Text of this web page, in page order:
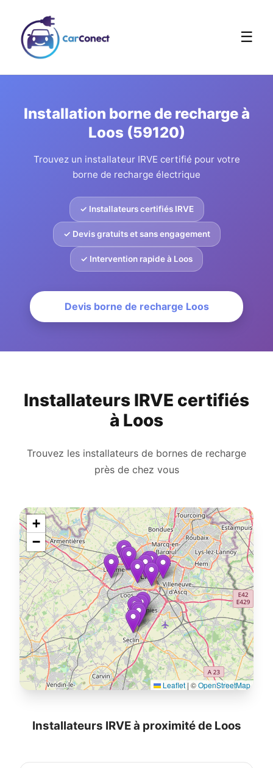
☰
Installation borne de recharge à
Loos (59120)
Trouvez un installateur IRVE certifié pour votre
borne de recharge électrique
✓ Installateurs certifiés IRVE
✓ Devis gratuits et sans engagement
✓ Intervention rapide à Loos
Devis borne de recharge Loos
Installateurs IRVE certifiés
à Loos
Trouvez les installateurs de bornes de recharge
près de chez vous
+
−
Leaflet | ©OpenStreetMap
Installateurs IRVE à proximité de Loos